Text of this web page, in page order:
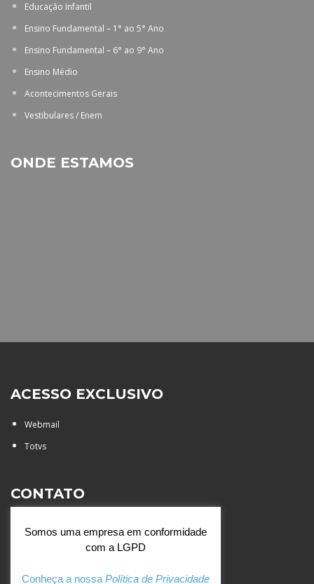
Educação Infantil
Ensino Fundamental – 1° ao 5° Ano
Ensino Fundamental – 6° ao 9° Ano
Ensino Médio
Acontecimentos Gerais
Vestibulares / Enem
ONDE ESTAMOS
ACESSO EXCLUSIVO
Webmail
Totvs
CONTATO
Santa Catarina - São José do
Rio Preto (SP)
+55 (17) 3354 7000
Somos uma empresa em conformidade
com a LGPD
Conheça a nossa Política de Privacidade